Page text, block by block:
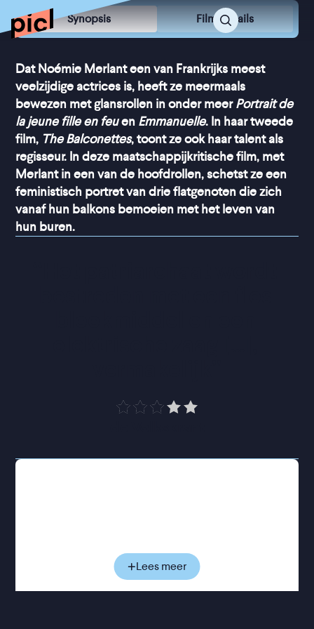
Synopsis Film Details
Dat Noémie Merlant een van Frankrijks meest
veelzijdige actrices is, heeft ze meermaals
bewezen met glansrollen in onder meer Portrait de
la jeune fille en feuen Emmanuelle. In haar tweede
film, The Balconettes, toont ze ook haar talent als
regisseur. In deze maatschappijkritische film, met
Merlant in een van de hoofdrollen, schetst ze een
feministisch portret van drie flatgenoten die zich
vanaf hun balkons bemoeien met het leven van
hun buren.
Het is een snikhete zomer in Marseille, en vanaf
dames uit voor een drankje in zijn appartement.
Maar wat een gezellige avond had moeten worden,
loopt gruwelijk uit de hand, met een immens
Lees meer